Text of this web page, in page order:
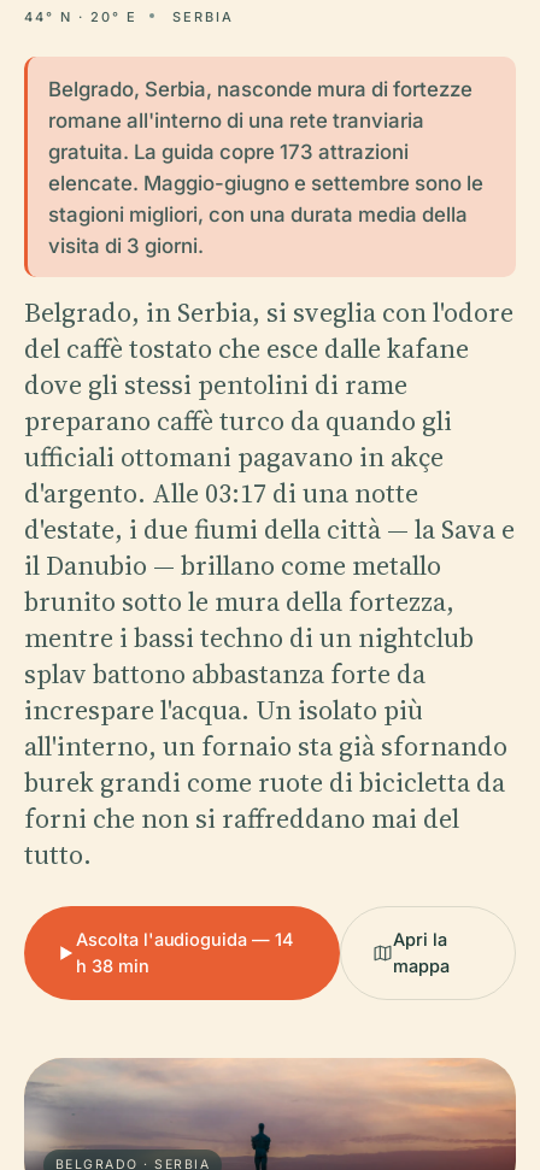
44° N · 20° E SERBIA
Belgrado, Serbia, nasconde mura di fortezze
romane all'interno di una rete tranviaria
gratuita. La guida copre 173 attrazioni
elencate. Maggio-giugno e settembre sono le
stagioni migliori, con una durata media della
visita di 3 giorni.
Belgrado, in Serbia, si sveglia con l'odore
del caffè tostato che esce dalle kafane
dove gli stessi pentolini di rame
preparano caffè turco da quando gli
ufficiali ottomani pagavano in akçe
d'argento. Alle 03:17 di una notte
d'estate, i due fiumi della città — la Sava e
il Danubio — brillano come metallo
brunito sotto le mura della fortezza,
mentre i bassi techno di un nightclub
splav battono abbastanza forte da
increspare l'acqua. Un isolato più
all'interno, un fornaio sta già sfornando
burek grandi come ruote di bicicletta da
forni che non si raffreddano mai del
tutto.
Ascolta l'audioguida — 14
h 38 min
Apri la
mappa
BELGRADO · SERBIA